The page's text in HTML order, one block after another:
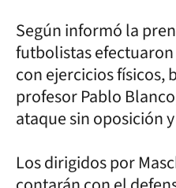
Según informó la
futbolistas
con ejercicios físicos,
profesor Pablo
ataque sin oposición
Los dirigidos por